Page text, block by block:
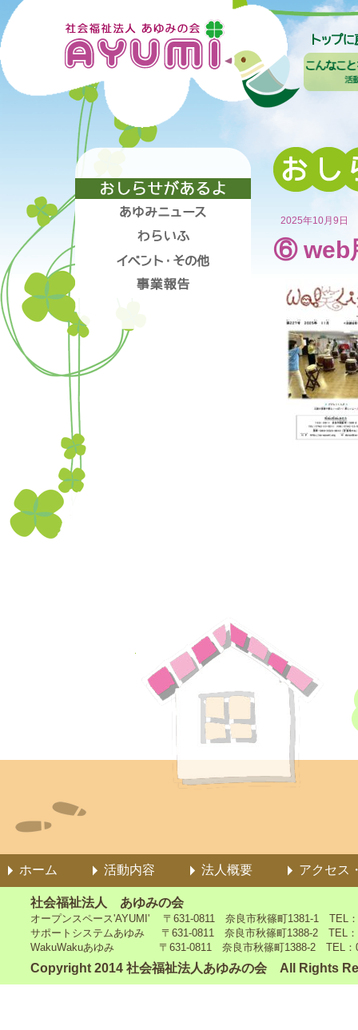
2025年10月9日
⑥ web
ホーム 活動内容 法人概要 アクセス
社会福祉法人 あゆみの会
オープンスペース'AYUMI' 〒631-0811 奈良市秋篠町1381-1 TEL
サポートシステムあゆみ 〒631-0811 奈良市秋篠町1388-2 TEL：
WakuWakuあゆみ 〒631-0811 奈良市秋篠町1388-2 TEL：
Copyright 2014 社会福祉法人あゆみの会 All Rights